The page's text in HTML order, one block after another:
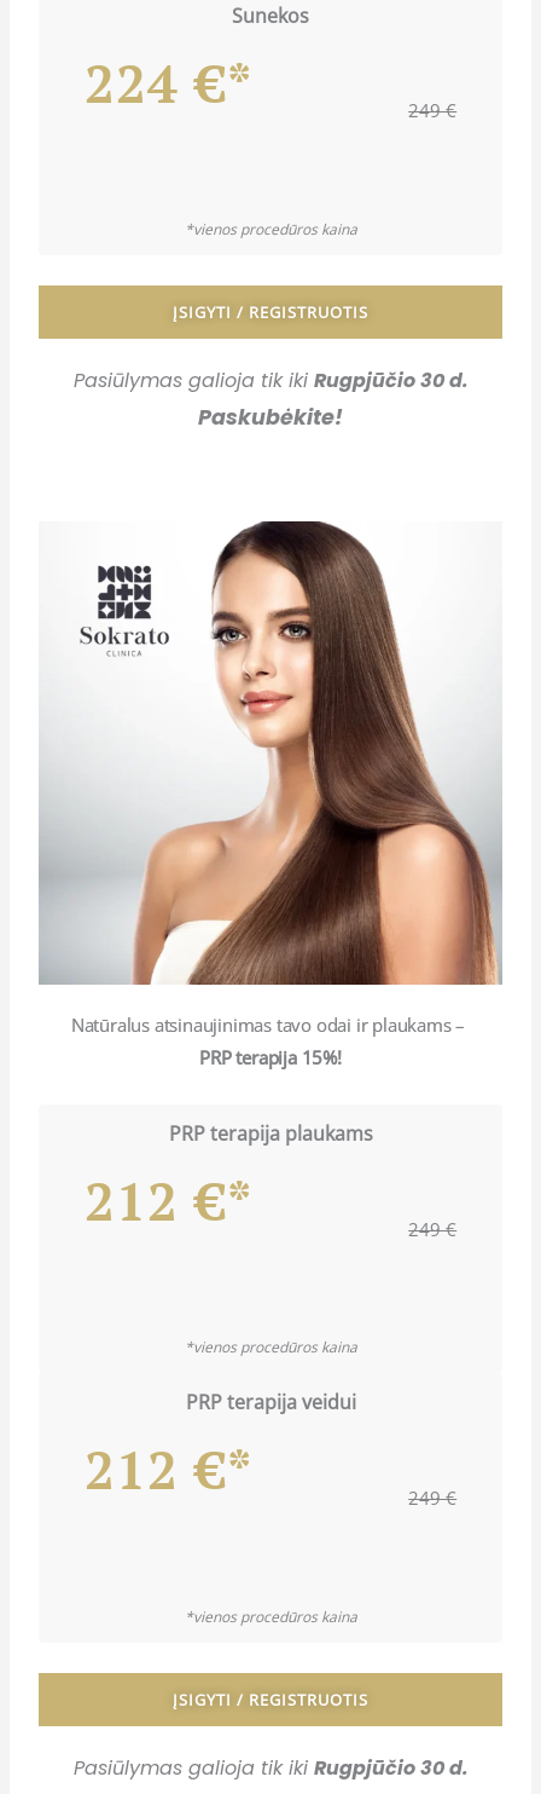
Sunekos
224 €* 249 €
*vienos procedūros kaina
ĮSIGYTI / REGISTRUOTIS
Pasiūlymas galioja tik iki Rugpjūčio 30 d.
Paskubėkite!
Natūralus atsinaujinimas tavo odai ir plaukams –
PRP terapija 15%!
PRP terapija plaukams
212 €* 249 €
*vienos procedūros kaina
PRP terapija veidui
212 €* 249 €
*vienos procedūros kaina
ĮSIGYTI / REGISTRUOTIS
Pasiūlymas galioja tik iki Rugpjūčio 30 d.